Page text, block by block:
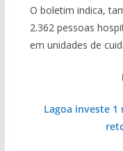
O boletim indica,
2.362 pessoas
em unidades de
Lagoa investe